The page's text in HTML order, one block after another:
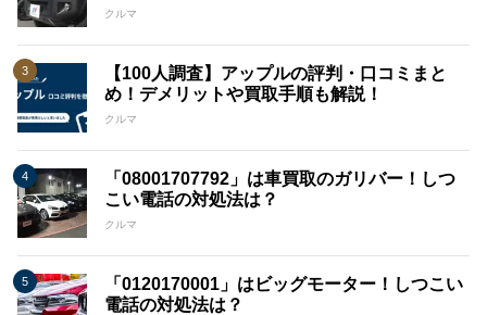
クルマ
【100人調査】アップルの評判・口コミまと
め！デメリットや買取手順も解説！
クルマ
「08001707792」は車買取のガリバー！しつ
こい電話の対処法は？
クルマ
「0120170001」はビッグモーター！しつこい
電話の対処法は？